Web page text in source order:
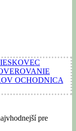
OCHODNICA
pre